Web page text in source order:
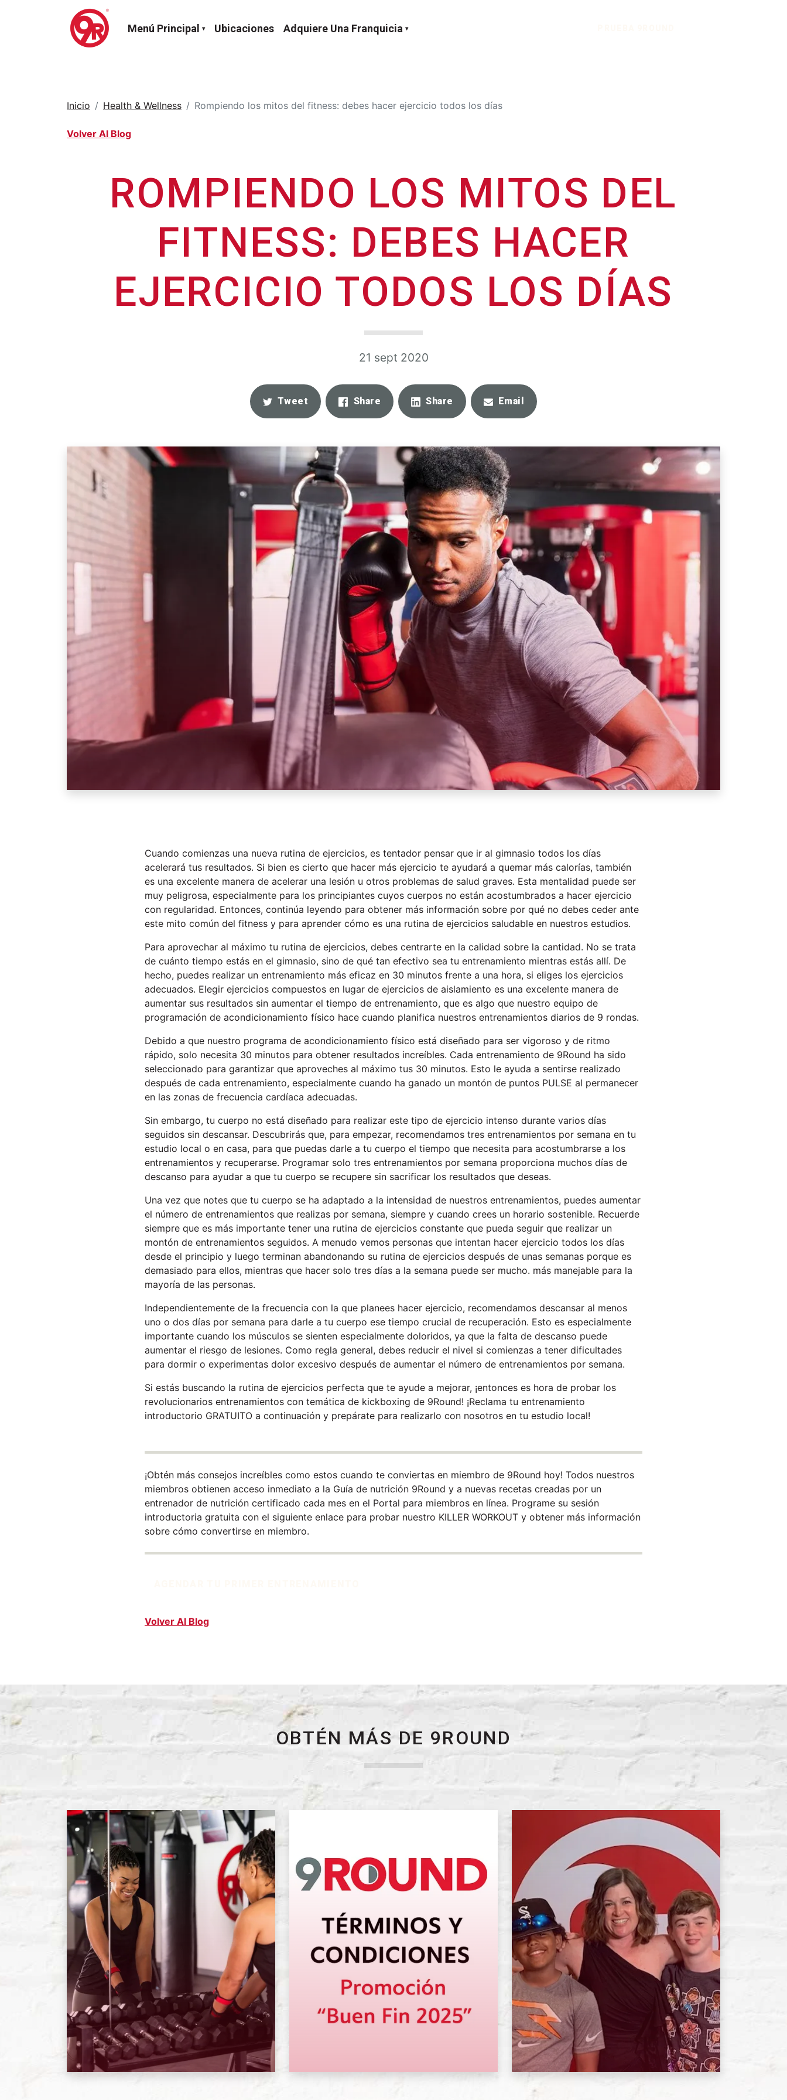
Menú Principal Ubicaciones Adquiere Una Franquicia
Inicio Health & Wellness Rompiendo los mitos del fitness: debes hacer ejercicio todos los días
Volver Al Blog
ROMPIENDO LOS MITOS DEL
FITNESS: DEBES HACER
EJERCICIO TODOS LOS DÍAS
21 sept 2020
Tweet Share Share Email
Cuando comienzas una nueva rutina de ejercicios, es tentador pensar que ir al gimnasio todos los días
acelerará tus resultados. Si bien es cierto que hacer más ejercicio te ayudará a quemar más calorías, también
es una excelente manera de acelerar una lesión u otros problemas de salud graves. Esta mentalidad puede ser
muy peligrosa, especialmente para los principiantes cuyos cuerpos no están acostumbrados a hacer ejercicio
con regularidad. Entonces, continúa leyendo para obtener más información sobre por qué no debes ceder ante
este mito común del fitness y para aprender cómo es una rutina de ejercicios saludable en nuestros estudios.
Para aprovechar al máximo tu rutina de ejercicios, debes centrarte en la calidad sobre la cantidad. No se trata
de cuánto tiempo estás en el gimnasio, sino de qué tan efectivo sea tu entrenamiento mientras estás allí. De
hecho, puedes realizar un entrenamiento más eficaz en 30 minutos frente a una hora, si eliges los ejercicios
adecuados. Elegir ejercicios compuestos en lugar de ejercicios de aislamiento es una excelente manera de
aumentar sus resultados sin aumentar el tiempo de entrenamiento, que es algo que nuestro equipo de
programación de acondicionamiento físico hace cuando planifica nuestros entrenamientos diarios de 9 rondas.
Debido a que nuestro programa de acondicionamiento físico está diseñado para ser vigoroso y de ritmo
rápido, solo necesita 30 minutos para obtener resultados increíbles. Cada entrenamiento de 9Round ha sido
seleccionado para garantizar que aproveches al máximo tus 30 minutos. Esto le ayuda a sentirse realizado
después de cada entrenamiento, especialmente cuando ha ganado un montón de puntos PULSE al permanecer
en las zonas de frecuencia cardíaca adecuadas.
Sin embargo, tu cuerpo no está diseñado para realizar este tipo de ejercicio intenso durante varios días
seguidos sin descansar. Descubrirás que, para empezar, recomendamos tres entrenamientos por semana en tu
estudio local o en casa, para que puedas darle a tu cuerpo el tiempo que necesita para acostumbrarse a los
entrenamientos y recuperarse. Programar solo tres entrenamientos por semana proporciona muchos días de
descanso para ayudar a que tu cuerpo se recupere sin sacrificar los resultados que deseas.
Una vez que notes que tu cuerpo se ha adaptado a la intensidad de nuestros entrenamientos, puedes aumentar
el número de entrenamientos que realizas por semana, siempre y cuando crees un horario sostenible. Recuerde
siempre que es más importante tener una rutina de ejercicios constante que pueda seguir que realizar un
montón de entrenamientos seguidos. A menudo vemos personas que intentan hacer ejercicio todos los días
desde el principio y luego terminan abandonando su rutina de ejercicios después de unas semanas porque es
demasiado para ellos, mientras que hacer solo tres días a la semana puede ser mucho. más manejable para la
mayoría de las personas.
Independientemente de la frecuencia con la que planees hacer ejercicio, recomendamos descansar al menos
uno o dos días por semana para darle a tu cuerpo ese tiempo crucial de recuperación. Esto es especialmente
importante cuando los músculos se sienten especialmente doloridos, ya que la falta de descanso puede
aumentar el riesgo de lesiones. Como regla general, debes reducir el nivel si comienzas a tener dificultades
para dormir o experimentas dolor excesivo después de aumentar el número de entrenamientos por semana.
Si estás buscando la rutina de ejercicios perfecta que te ayude a mejorar, ¡entonces es hora de probar los
revolucionarios entrenamientos con temática de kickboxing de 9Round! ¡Reclama tu entrenamiento
introductorio GRATUITO a continuación y prepárate para realizarlo con nosotros en tu estudio local!
¡Obtén más consejos increíbles como estos cuando te conviertas en miembro de 9Round hoy! Todos nuestros
miembros obtienen acceso inmediato a la Guía de nutrición 9Round y a nuevas recetas creadas por un
entrenador de nutrición certificado cada mes en el Portal para miembros en línea. Programe su sesión
introductoria gratuita con el siguiente enlace para probar nuestro KILLER WORKOUT y obtener más información
sobre cómo convertirse en miembro.
Volver Al Blog
OBTÉN MÁS DE 9ROUND